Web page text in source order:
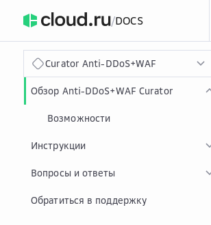
/DOCS
Curator Anti-DDoS+WAF
Обзор Anti-DDoS+WAF Curator
Возможности
Инструкции
Вопросы и ответы
Обратиться в поддержку